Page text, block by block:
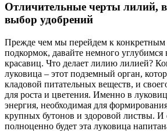
Отличительные черты лилий,
выбор удобрений
Прежде чем мы перейдем к конкретным
подкормок, давайте немного
красавиц. Что делает лилию лилией?
луковица – этот подземный орган,
кладовой питательных веществ, и
для роста и цветения. Именно в
энергия, необходимая для
крупных бутонов и здоровой листвы. И
полноценно будет эта луковица